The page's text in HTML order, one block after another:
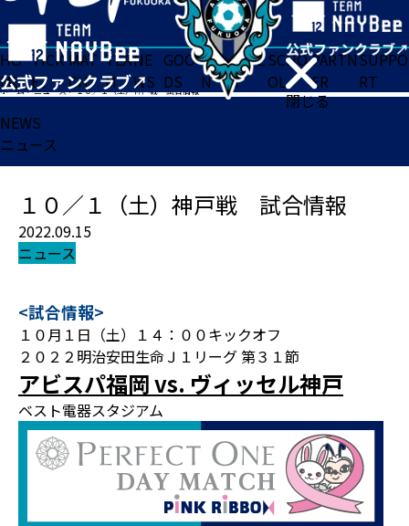
閉じる
HO
ME
TICK
ET
MAT
CH
TEA
M
NE
WS
GOO
DS
FA
N
ACADE
MY
SCHO
OL
PARTN
ER
SUPPO
RT
ホーム>ニュース>１０／１（土）神戸戦 試合情報
NEWS
ニュース
１０／１（土）神戸戦 試合情報
2022.09.15
ニュース
<試合情報>
１０月１日（土）１４：００キックオフ
２０２２明治安田生命Ｊ１リーグ 第３１節
アビスパ福岡 vs. ヴィッセル神戸
ベスト電器スタジアム